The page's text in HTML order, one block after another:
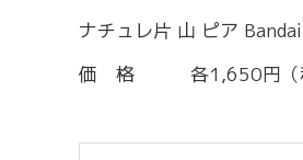
ナチュレ片 山 ピア
価 格 各1,650円（税